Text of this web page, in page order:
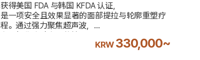
获得美国 FDA 与韩国 KFDA 认证，
是一项安全且效果显著的面部提拉与轮廓重塑疗
程。通过强力聚焦超声波，
能量可深入至SMAS 筋膜层，KRW 330,000~